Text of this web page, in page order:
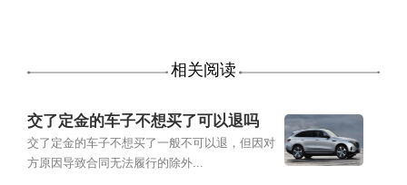
相关阅读
交了定金的车子不想买了可以退吗
交了定金的车子不想买了一般不可以退，但因对
方原因导致合同无法履行的除外...